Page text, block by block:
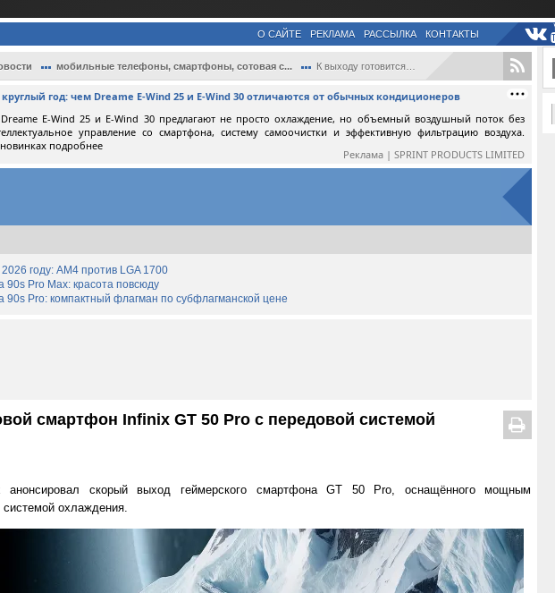
О САЙТЕ РЕКЛАМА РАССЫЛКА КОНТАКТЫ
мобильные телефоны, смартфоны, сотовая с... К выходу готовится игровой смартфон Infi...
год: чем Dreame E-Wind 25 и E-Wind 30 отличаются от обычных кондиционеров
E-Wind 25 и E-Wind 30 предлагают не просто охлаждение, но объемный воздушный поток без
управление со смартфона, систему самоочистки и эффективную фильтрацию воздуха.
подробнее
Реклама | SPRINT PRODUCTS LIMITED
году: AM4 против LGA 1700
Pro Max: красота повсюду
Pro: компактный флагман по субфлагманской цене
смартфон Infinix GT 50 Pro с передовой системой
анонсировал скорый выход геймерского смартфона GT 50 Pro, оснащённого мощным
охлаждения.